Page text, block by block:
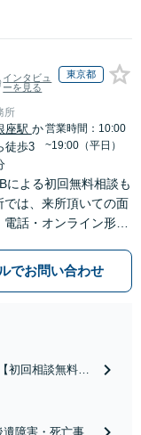
インタビュ
ーを見る
東京都
所
座駅 か
徒歩3
営業時間：10:00
~19:00（平日）
による初回無料相談も
では、来所頂いての面
話・オンライン形式
談頂くことで、今のご
とともに、問題解決の
でお問い合わせ
【初回相談無料】
遺障害・死亡事案